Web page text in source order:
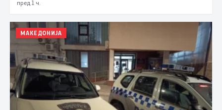
пред 1 ч.
МАКЕДОНИЈА